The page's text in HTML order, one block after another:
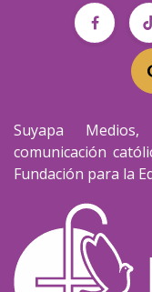
Suyapa
comunicación
Fundación para la